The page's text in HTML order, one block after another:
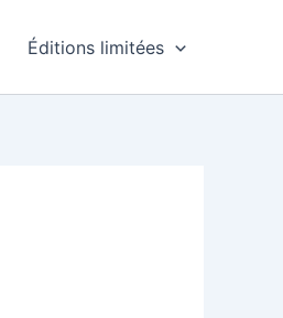
Éditions limitées